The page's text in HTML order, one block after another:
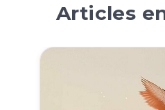
Articles